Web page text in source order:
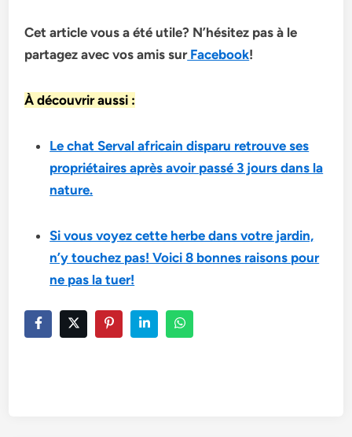
Cet article vous a été utile? N’hésitez pas à le
partagez avec vos amis surFacebook!
À découvrir aussi :
Le chat Serval africain disparu retrouve ses
propriétaires après avoir passé 3 jours dans la
nature.
Si vous voyez cette herbe dans votre jardin,
n’y touchez pas! Voici 8 bonnes raisons pour
ne pas la tuer!